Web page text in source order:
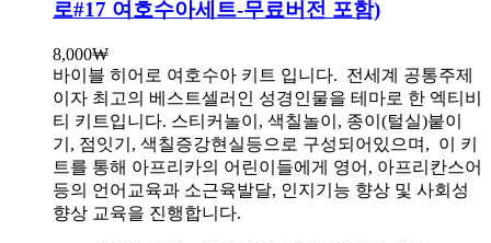
로#17 여호수아세트-무료버전 포함)
8,000₩
바이블 히어로 여호수아 키트 입니다. 전세계 공통주제
이자 최고의 베스트셀러인 성경인물을 테마로 한 엑티비
티 키트입니다. 스티커놀이, 색칠놀이, 종이(털실)붙이
기, 점잇기, 색칠증강현실등으로 구성되어있으며, 이 키
트를 통해 아프리카의 어린이들에게 영어, 아프리칸스어
등의 언어교육과 소근육발달, 인지기능 향상 및 사회성
향상 교육을 진행합니다.